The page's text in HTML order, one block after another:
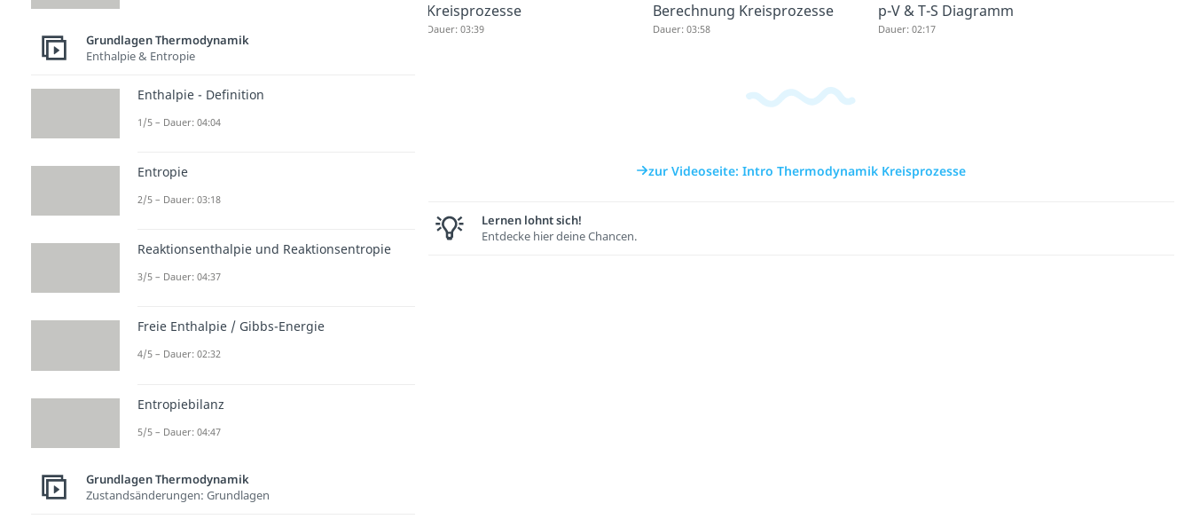
Kreisprozesse
Dauer: 03:39
Berechnung Kreisprozesse
Dauer: 03:58
p-V & T-S Diagramm
Dauer: 02:17
zur Videoseite: Intro Thermodynamik Kreisprozesse
Lernen lohnt sich!
Entdecke hier deine Chancen.
Grundlagen Thermodynamik
Enthalpie & Entropie
Enthalpie - Definition
1/5 – Dauer: 04:04
Entropie
2/5 – Dauer: 03:18
Reaktionsenthalpie und Reaktionsentropie
3/5 – Dauer: 04:37
Freie Enthalpie / Gibbs-Energie
4/5 – Dauer: 02:32
Entropiebilanz
5/5 – Dauer: 04:47
Grundlagen Thermodynamik
Zustandsänderungen: Grundlagen